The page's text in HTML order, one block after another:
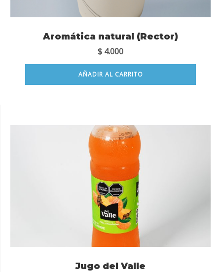
Aromática natural (Rector)
$ 4.000
AÑADIR AL CARRITO
Jugo del Valle